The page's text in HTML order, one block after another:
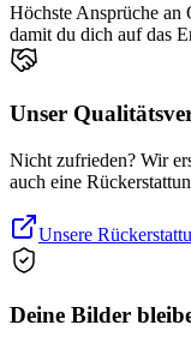
Höchste Ansprüche
damit du dich auf das
Unser
Nicht zufrieden? Wir
auch eine
Unsere
Deine Bilder